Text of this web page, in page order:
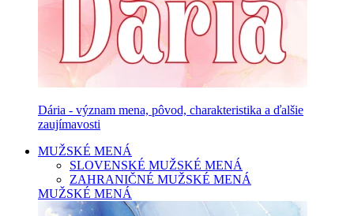
Dária - význam mena, pôvod, charakteristika a ďalšie
zaujímavosti
MUŽSKÉ MENÁ
SLOVENSKÉ MUŽSKÉ MENÁ
ZAHRANIČNÉ MUŽSKÉ MENÁ
MUŽSKÉ MENÁ